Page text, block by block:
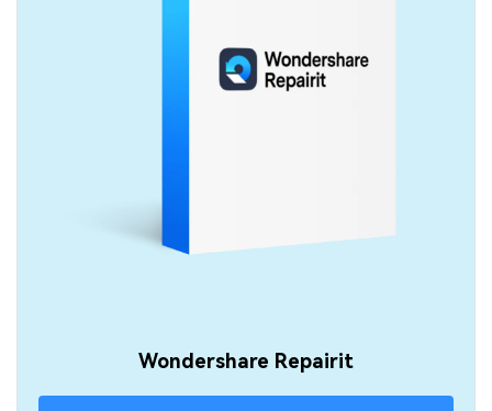
Wondershare Repairit